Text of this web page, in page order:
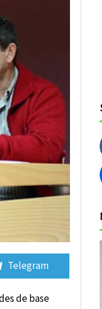
Compartir
en
Telegram
de base
Compartir
en